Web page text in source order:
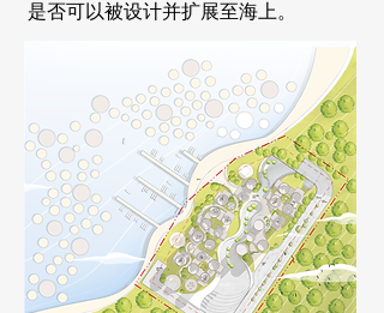
是否可以被设计并扩展至海上。